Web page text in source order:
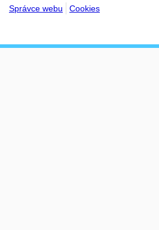
Správce webu
Cookies